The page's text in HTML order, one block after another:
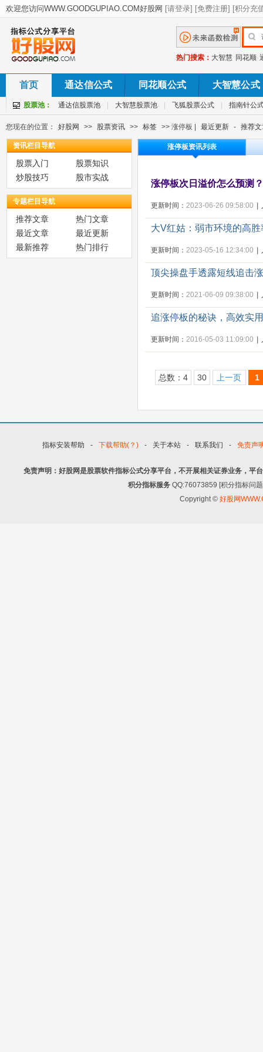
热门搜索： 大智慧 同花顺
首页 通达信公式 同花顺公式 大智慧公式
股票池： 通达信股票池 大智慧股票池 飞狐股票公式 指南针公
您现在的位置： 好股网 >> 股票资讯 >> 标签 >> 涨停板 | 最近更新 - 推荐
资讯栏目导航
股票入门
股票知识
炒股技巧
股市实战
专题栏目导航
推荐文章
热门文章
最近文章
最近更新
最新推荐
热门排行
涨停板资讯列表
涨停板次日溢价怎么预测
更新时间： 2023-06-26 09:58:00
大V红姑：弱市环境的高
更新时间： 2023-05-16 12:34:00
顶尖操盘手透露短线追击
更新时间： 2021-06-09 09:38:00
追涨停板的秘诀，高效实
更新时间： 2016-05-03 11:09:00
总数：4 30 上一页 1
指标安装帮助 - 下载帮助(？) - 关于本站 - 联系我们 - 免责声
免责声明：好股网是股票软件指标公式分享平台，不开展相关证券业务，平
积分指标服务 QQ:76073859 [积分指标问
Copyright © 好股网